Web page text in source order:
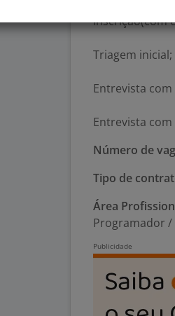
Inscrição(com
Triagem inicial;
Entrevista com
Entrevista
Número de
Tipo de
Área
Programador /